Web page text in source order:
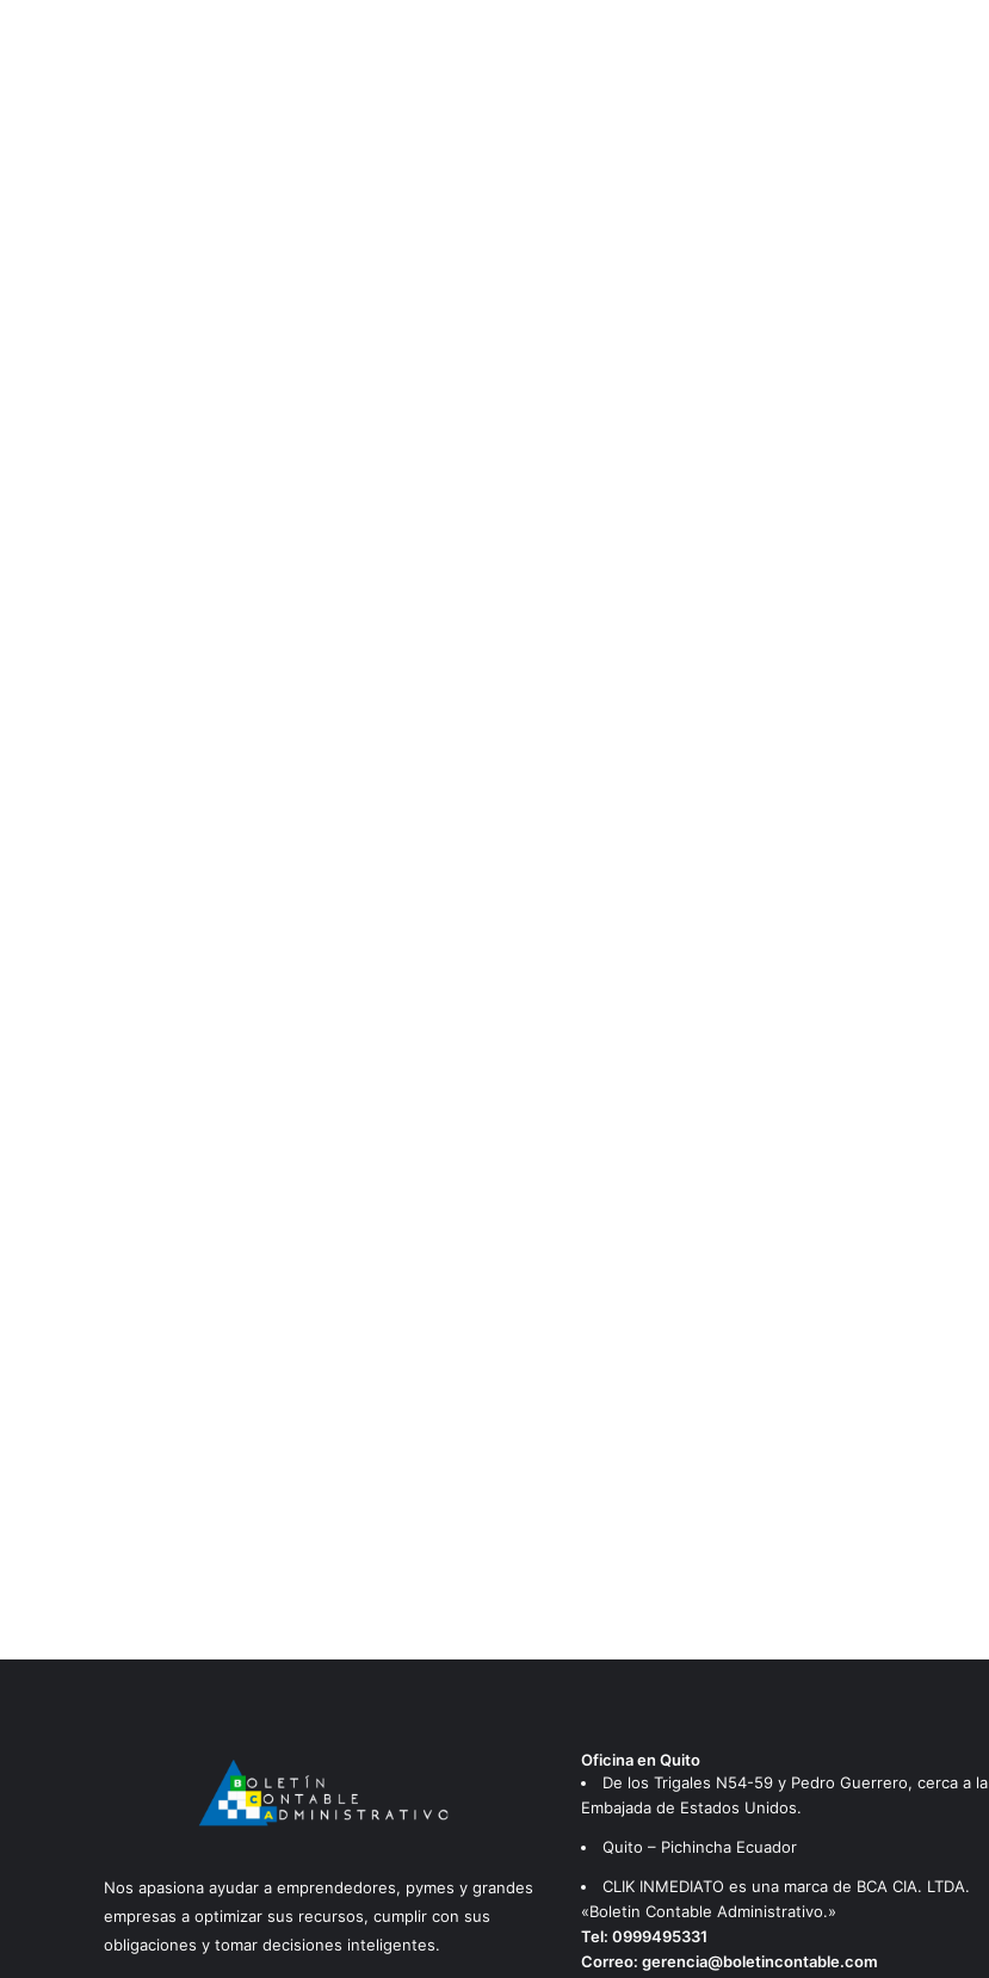
Nos apasiona ayudar a emprendedores, pymes y grandes
empresas a optimizar sus recursos, cumplir con sus
obligaciones y tomar decisiones inteligentes.
Oficina en Quito
De los Trigales N54-59 y Pedro Guerrero, cerca a la
Embajada de Estados Unidos.
Quito – Pichincha Ecuador
CLIK INMEDIATO es una marca de BCA CIA. LTDA.
«Boletin Contable Administrativo.»
Tel: 0999495331
Correo: gerencia@boletincontable.com